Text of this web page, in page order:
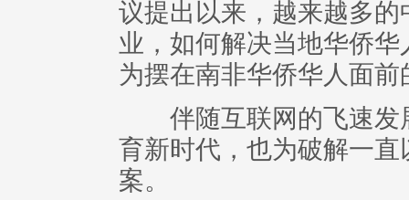
议提出以来，越来越多
业，如何解决当地华侨
为摆在南非华侨华人面
伴随互联网的飞速发
育新时代，也为破解一
案。